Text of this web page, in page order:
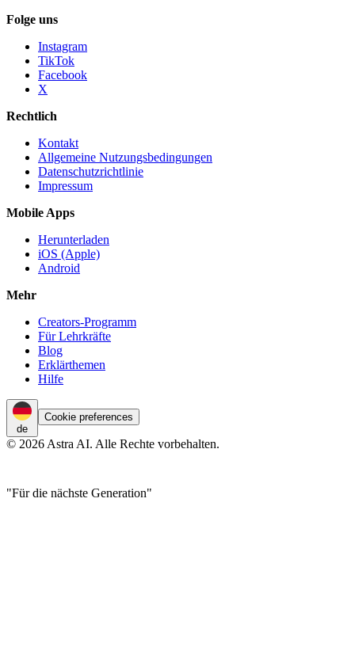
Folge uns
Instagram
TikTok
Facebook
X
Rechtlich
Kontakt
Allgemeine Nutzungsbedingungen
Datenschutzrichtlinie
Impressum
Mobile Apps
Herunterladen
iOS (Apple)
Android
Mehr
Creators-Programm
Für Lehrkräfte
Blog
Erklärthemen
Hilfe
de
Cookie preferences
© 2026 Astra AI. Alle Rechte vorbehalten.
"Für die nächste Generation"